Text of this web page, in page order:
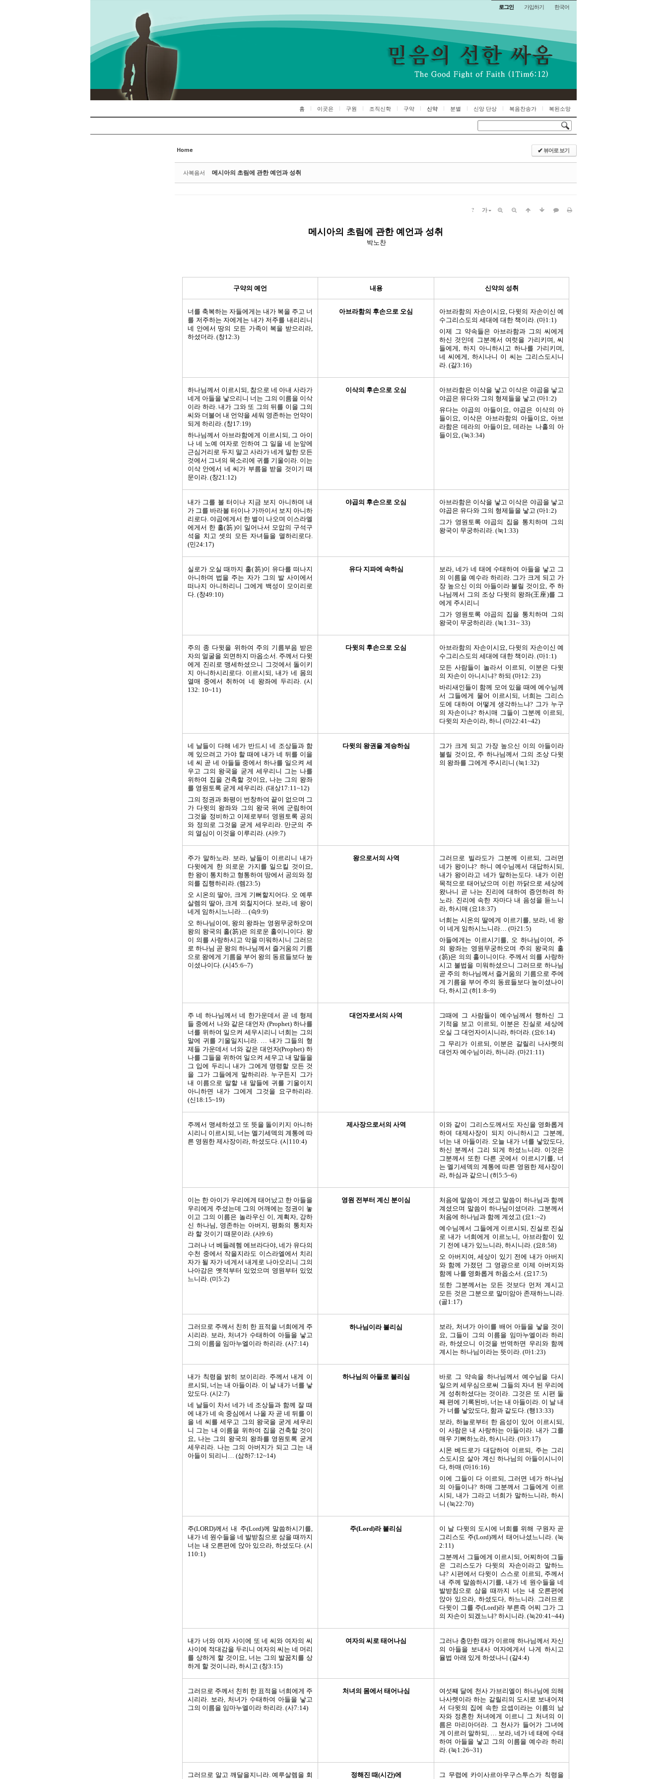
로그인 가입하기 한국어
홈 이곳은 구원 조직신학 구약 신약 분별 신앙 단상 복음찬송가 복된소망
Home ✔뷰어로 보기
사복음서 메시아의 초림에 관한 예언과 성취
? 가
메시아의 초림에 관한 예언과 성취
박노찬
구약의 예언 내용 신약의 성취
너를 축복하는 자들에게는 내가 복을 주고 너
를 저주하는 자에게는 내가 저주를 내리리니
네 안에서 땅의 모든 가족이 복을 받으리라,
하셨더라. (창12:3)
아브라함의 후손으로 오심
아브라함의 자손이시요, 다윗의 자손이신 예
수그리스도의 세대에 대한 책이라. (마1:1)
이제 그 약속들은 아브라함과 그의 씨에게
하신 것인데 그분께서 여럿을 가리키며, 씨
들에게, 하지 아니하시고 하나를 가리키며,
네 씨에게, 하시나니 이 씨는 그리스도시니
라. (갈3:16)
하나님께서 이르시되, 참으로 네 아내 사라가
네게 아들을 낳으리니 너는 그의 이름을 이삭
이라 하라. 내가 그와 또 그의 뒤를 이을 그의
씨와 더불어 내 언약을 세워 영존하는 언약이
되게 하리라. (창17:19)
하나님께서 아브라함에게 이르시되, 그 아이
나 네 노예 여자로 인하여 그 일을 네 눈앞에
근심거리로 두지 말고 사라가 네게 말한 모든
것에서 그녀의 목소리에 귀를 기울이라. 이는
이삭 안에서 네 씨가 부름을 받을 것이기 때
문이라. (창21:12)
이삭의 후손으로 오심
아브라함은 이삭을 낳고 이삭은 야곱을 낳고
야곱은 유다와 그의 형제들을 낳고 (마1:2)
유다는 야곱의 아들이요, 야곱은 이삭의 아
들이요, 이삭은 아브라함의 아들이요, 아브
라함은 데라의 아들이요, 데라는 나홀의 아
들이요, (눅3:34)
내가 그를 볼 터이나 지금 보지 아니하며 내
가 그를 바라볼 터이나 가까이서 보지 아니하
리로다. 야곱에게서 한 별이 나오며 이스라엘
에게서 한 홀(笏)이 일어나서 모압의 구석구
석을 치고 셋의 모든 자녀들을 멸하리로다.
(민24:17)
야곱의 후손으로 오심
아브라함은 이삭을 낳고 이삭은 야곱을 낳고
야곱은 유다와 그의 형제들을 낳고 (마1:2)
그가 영원토록 야곱의 집을 통치하며 그의
왕국이 무궁하리라. (눅1:33)
실로가 오실 때까지 홀(笏)이 유다를 떠나지
아니하며 법을 주는 자가 그의 발 사이에서
떠나지 아니하리니 그에게 백성이 모이리로
다. (창49:10)
유다 지파에 속하심
보라, 네가 네 태에 수태하여 아들을 낳고 그
의 이름을 예수라 하리라. 그가 크게 되고 가
장 높으신 이의 아들이라 불릴 것이요, 주 하
나님께서 그의 조상 다윗의 왕좌(王座)를 그
에게 주시리니
그가 영원토록 야곱의 집을 통치하며 그의
왕국이 무궁하리라. (눅1:31~ 33)
주의 종 다윗을 위하여 주의 기름부음 받은
자의 얼굴을 외면하지 마옵소서. 주께서 다윗
에게 진리로 맹세하셨으니 그것에서 돌이키
지 아니하시리로다. 이르시되, 내가 네 몸의
열매 중에서 취하여 네 왕좌에 두리라. (시
132: 10~11)
다윗의 후손으로 오심
아브라함의 자손이시요, 다윗의 자손이신 예
수그리스도의 세대에 대한 책이라. (마1:1)
모든 사람들이 놀라서 이르되, 이분은 다윗
의 자손이 아니시냐? 하되 (마12: 23)
바리새인들이 함께 모여 있을 때에 예수님께
서 그들에게 물어 이르시되, 너희는 그리스
도에 대하여 어떻게 생각하느냐? 그가 누구
의 자손이냐? 하시매 그들이 그분께 이르되,
다윗의 자손이라, 하니 (마22:41~42)
네 날들이 다해 네가 반드시 네 조상들과 함
께 있으려고 가야 할 때에 내가 네 뒤를 이을
네 씨 곧 네 아들들 중에서 하나를 일으켜 세
우고 그의 왕국을 굳게 세우리니 그는 나를
위하여 집을 건축할 것이요, 나는 그의 왕좌
를 영원토록 굳게 세우리라. (대상17:11~12)
그의 정권과 화평이 번창하여 끝이 없으며 그
가 다윗의 왕좌와 그의 왕국 위에 군림하여
그것을 정비하고 이제로부터 영원토록 공의
와 정의로 그것을 굳게 세우리라. 만군의 주
의 열심이 이것을 이루리라. (사9:7)
다윗의 왕권을 계승하심
그가 크게 되고 가장 높으신 이의 아들이라
불릴 것이요, 주 하나님께서 그의 조상 다윗
의 왕좌를 그에게 주시리니 (눅1:32)
주가 말하노라. 보라, 날들이 이르리니 내가
다윗에게 한 의로운 가지를 일으킬 것이요,
한 왕이 통치하고 형통하여 땅에서 공의와 정
의를 집행하리라. (렘23:5)
오 시온의 딸아, 크게 기뻐할지어다. 오 예루
살렘의 딸아, 크게 외칠지어다. 보라, 네 왕이
네게 임하시느니라… (슥9:9)
오 하나님이여, 왕의 왕좌는 영원무궁하오며
왕의 왕국의 홀(笏)은 의로운 홀이니이다. 왕
이 의를 사랑하시고 악을 미워하시니 그러므
로 하나님 곧 왕의 하나님께서 즐거움의 기름
으로 왕에게 기름을 부어 왕의 동료들보다 높
이셨나이다. (시45:6~7)
왕으로서의 사역
그러므로 빌라도가 그분께 이르되, 그러면
네가 왕이냐? 하니 예수님께서 대답하시되,
내가 왕이라고 네가 말하는도다. 내가 이런
목적으로 태어났으며 이런 까닭으로 세상에
왔나니 곧 나는 진리에 대하여 증언하려 하
노라. 진리에 속한 자마다 내 음성을 듣느니
라, 하시매 (요18:37)
너희는 시온의 딸에게 이르기를, 보라, 네 왕
이 네게 임하시느니라… (마21:5)
아들에게는 이르시기를, 오 하나님이여, 주
의 왕좌는 영원무궁하오며 주의 왕국의 홀
(笏)은 의의 홀이니이다. 주께서 의를 사랑하
시고 불법을 미워하셨으니 그러므로 하나님
곧 주의 하나님께서 즐거움의 기름으로 주에
게 기름을 부어 주의 동료들보다 높이셨나이
다, 하시고 (히1:8~9)
주 네 하나님께서 네 한가운데서 곧 네 형제
들 중에서 나와 같은 대언자 (Prophet) 하나를
너를 위하여 일으켜 세우시리니 너희는 그의
말에 귀를 기울일지니라. … 내가 그들의 형
제들 가운데서 너와 같은 대언자(Prophet) 하
나를 그들을 위하여 일으켜 세우고 내 말들을
그 입에 두리니 내가 그에게 명령할 모든 것
을 그가 그들에게 말하리라. 누구든지 그가
내 이름으로 말할 내 말들에 귀를 기울이지
아니하면 내가 그에게 그것을 요구하리라.
(신18:15~19)
대언자로서의 사역
그때에 그 사람들이 예수님께서 행하신 그
기적을 보고 이르되, 이분은 진실로 세상에
오실 그 대언자이시니라, 하더라. (요6:14)
그 무리가 이르되, 이분은 갈릴리 나사렛의
대언자 예수님이라, 하니라. (마21:11)
주께서 맹세하셨고 또 뜻을 돌이키지 아니하
시리니 이르시되, 너는 멜기세덱의 계통에 따
른 영원한 제사장이라, 하셨도다. (시110:4)
제사장으로서의 사역
이와 같이 그리스도께서도 자신을 영화롭게
하여 대제사장이 되지 아니하시고 그분께,
너는 내 아들이라. 오늘 내가 너를 낳았도다,
하신 분께서 그리 되게 하셨느니라. 이것은
그분께서 또한 다른 곳에서 이르시기를, 너
는 멜기세덱의 계통에 따른 영원한 제사장이
라, 하심과 같으니 (히5:5~6)
이는 한 아이가 우리에게 태어났고 한 아들을
우리에게 주셨는데 그의 어깨에는 정권이 놓
이고 그의 이름은 놀라우신 이, 계획자, 강하
신 하나님, 영존하는 아버지, 평화의 통치자
라 할 것이기 때문이라. (사9:6)
그러나 너 베들레헴 에브라다야, 네가 유다의
수천 중에서 작을지라도 이스라엘에서 치리
자가 될 자가 네게서 내게로 나아오리니 그의
나아감은 옛적부터 있었으며 영원부터 있었
느니라. (미5:2)
영원 전부터 계신 분이심
처음에 말씀이 계셨고 말씀이 하나님과 함께
계셨으며 말씀이 하나님이셨더라. 그분께서
처음에 하나님과 함께 계셨고 (요1:~2)
예수님께서 그들에게 이르시되, 진실로 진실
로 내가 너희에게 이르노니, 아브라함이 있
기 전에 내가 있느니라, 하시니라. (요8:58)
오 아버지여, 세상이 있기 전에 내가 아버지
와 함께 가졌던 그 영광으로 이제 아버지와
함께 나를 영화롭게 하옵소서. (요17:5)
또한 그분께서는 모든 것보다 먼저 계시고
모든 것은 그분으로 말미암아 존재하느니라.
(골1:17)
그러므로 주께서 친히 한 표적을 너희에게 주
시리라. 보라, 처녀가 수태하여 아들을 낳고
그의 이름을 임마누엘이라 하리라. (사7:14)
하나님이라 불리심
보라, 처녀가 아이를 배어 아들을 낳을 것이
요, 그들이 그의 이름을 임마누엘이라 하리
라, 하셨으니 이것을 번역하면 우리와 함께
계시는 하나님이라는 뜻이라. (마1:23)
내가 칙령을 밝히 보이리라. 주께서 내게 이
르시되, 너는 내 아들이라. 이 날 내가 너를 낳
았도다. (시2:7)
네 날들이 차서 네가 네 조상들과 함께 잘 때
에 내가 네 속 중심에서 나올 자 곧 네 뒤를 이
을 네 씨를 세우고 그의 왕국을 굳게 세우리
니 그는 내 이름을 위하여 집을 건축할 것이
요, 나는 그의 왕국의 왕좌를 영원토록 굳게
세우리라. 나는 그의 아버지가 되고 그는 내
아들이 되리니… (삼하7:12~14)
하나님의 아들로 불리심
바로 그 약속을 하나님께서 예수님을 다시
일으켜 세우심으로써 그들의 자녀 된 우리에
게 성취하셨다는 것이라. 그것은 또 시편 둘
째 편에 기록된바, 너는 내 아들이라. 이 날 내
가 너를 낳았도다, 함과 같도다. (행13:33)
보라, 하늘로부터 한 음성이 있어 이르시되,
이 사람은 내 사랑하는 아들이라. 내가 그를
매우 기뻐하노라, 하시니라. (마3:17)
시몬 베드로가 대답하여 이르되, 주는 그리
스도시요 살아 계신 하나님의 아들이시니이
다, 하매 (마16:16)
이에 그들이 다 이르되, 그러면 네가 하나님
의 아들이냐? 하매 그분께서 그들에게 이르
시되, 내가 그라고 너희가 말하느니라, 하시
니 (눅22:70)
주(LORD)께서 내 주(Lord)께 말씀하시기를,
내가 네 원수들을 네 발받침으로 삼을 때까지
너는 내 오른편에 앉아 있으라, 하셨도다. (시
110:1)
주(Lord)라 불리심
이 날 다윗의 도시에 너희를 위해 구원자 곧
그리스도 주(Lord)께서 태어나셨느니라. (눅
2:11)
그분께서 그들에게 이르시되, 어찌하여 그들
은 그리스도가 다윗의 자손이라고 말하느
냐? 시편에서 다윗이 스스로 이르되, 주께서
내 주께 말씀하시기를, 내가 네 원수들을 네
발받침으로 삼을 때까지 너는 내 오른편에
앉아 있으라, 하셨도다, 하느니라. 그러므로
다윗이 그를 주(Lord)라 부른즉 어찌 그가 그
의 자손이 되겠느냐? 하시니라. (눅20:41~44)
내가 너와 여자 사이에 또 네 씨와 여자의 씨
사이에 적대감을 두리니 여자의 씨는 네 머리
를 상하게 할 것이요, 너는 그의 발꿈치를 상
하게 할 것이니라, 하시고 (창3:15)
여자의 씨로 태어나심
그러나 충만한 때가 이르매 하나님께서 자신
의 아들을 보내사 여자에게서 나게 하시고
율법 아래 있게 하셨나니 (갈4:4)
그러므로 주께서 친히 한 표적을 너희에게 주
시리라. 보라, 처녀가 수태하여 아들을 낳고
그의 이름을 임마누엘이라 하리라. (사7:14)
처녀의 몸에서 태어나심
여섯째 달에 천사 가브리엘이 하나님에 의해
나사렛이라 하는 갈릴리의 도시로 보내어져
서 다윗의 집에 속한 요셉이라는 이름의 남
자와 정혼한 처녀에게 이르니 그 처녀의 이
름은 마리아더라. 그 천사가 들어가 그녀에
게 이르러 말하되, … 보라, 네가 네 태에 수태
하여 아들을 낳고 그의 이름을 예수라 하리
라. (눅1:26~31)
그러므로 알고 깨달을지니라. 예루살렘을 회 정해진 때(시간)에 그 무렵에 카이사르아우구스투스가 칙령을
Sketchbook5, 스케치북5
Sketchbook5, 스케치북5
Sketchbook5, 스케치북5
Sketchbook5, 스케치북5